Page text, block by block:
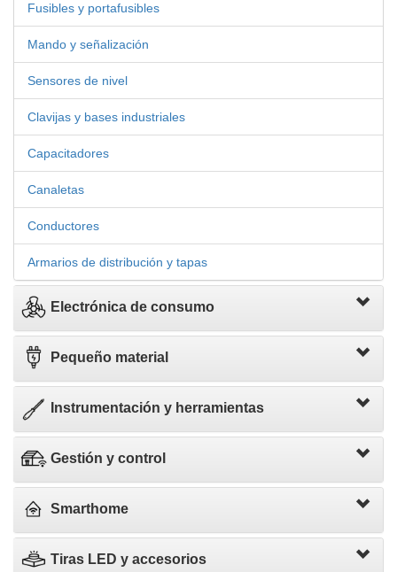
Fusibles y portafusibles
Mando y señalización
Sensores de nivel
Clavijas y bases industriales
Capacitadores
Canaletas
Conductores
Armarios de distribución y tapas
Electrónica de consumo
Pequeño material
Instrumentación y herramientas
Gestión y control
Smarthome
Tiras LED y accesorios